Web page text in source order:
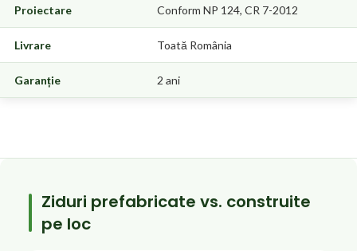
Proiectare Conform NP 124, CR 7-2012
Livrare Toată România
Garanție 2 ani
Ziduri prefabricate vs. construite
pe loc